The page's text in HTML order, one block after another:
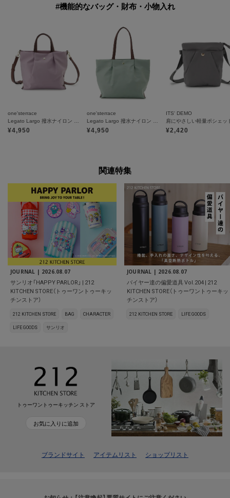
#機能的なバッグ・財布・小物入れ
one'sterrace
¥4,950
one'sterrace
¥4,950
ITS' DEMO
肩にやさしい軽量ポシェッ
¥2,420
関連特集
JOURNAL | 2026.08.07
サンリオ「HAPPY PARLOR」 | 212
KITCHEN STORE（トゥーワントゥーキッ
チンストア）
212 KITCHEN STORE BAG
CHARACTER
LIFE GOODS
サンリオ
JOURNAL | 2026.08.07
バイヤー達の偏愛道具 Vol.204 | 212
KITCHEN STORE（トゥーワントゥーキッ
チンストア）
212 KITCHEN STORE LIFE GOODS
トゥーワントゥーキッチン ストア
お気に入りに追加
ブランドサイト アイテムリスト ショップリスト